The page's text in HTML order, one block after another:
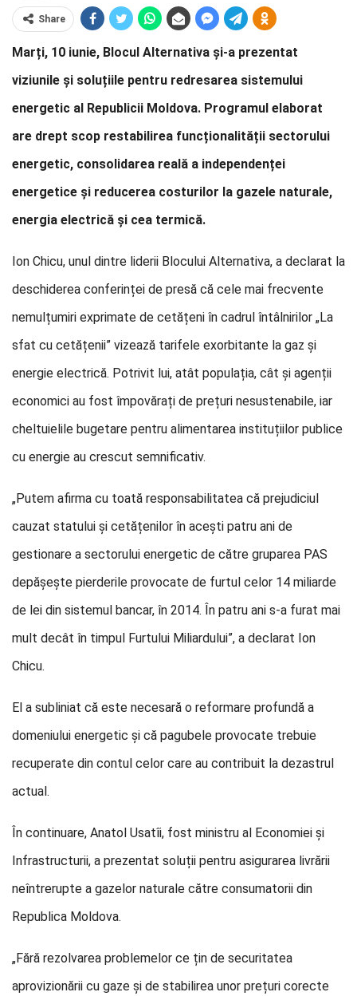
Share
Marți, 10 iunie, Blocul Alternativa și-a prezentat
viziunile și soluțiile pentru redresarea sistemului
energetic al Republicii Moldova. Programul elaborat
are drept scop restabilirea funcționalității sectorului
energetic, consolidarea reală a independenței
energetice și reducerea costurilor la gazele naturale,
energia electrică și cea termică.
Ion Chicu, unul dintre liderii Blocului Alternativa, a declarat la
deschiderea conferinței de presă că cele mai frecvente
nemulțumiri exprimate de cetățeni în cadrul întâlnirilor „La
sfat cu cetățenii” vizează tarifele exorbitante la gaz și
energie electrică. Potrivit lui, atât populația, cât și agenții
economici au fost împovărați de prețuri nesustenabile, iar
cheltuielile bugetare pentru alimentarea instituțiilor publice
cu energie au crescut semnificativ.
„Putem afirma cu toată responsabilitatea că prejudiciul
cauzat statului și cetățenilor în acești patru ani de
gestionare a sectorului energetic de către gruparea PAS
depășește pierderile provocate de furtul celor 14 miliarde
de lei din sistemul bancar, în 2014. În patru ani s-a furat mai
mult decât în timpul Furtului Miliardului”, a declarat Ion
Chicu.
El a subliniat că este necesară o reformare profundă a
domeniului energetic și că pagubele provocate trebuie
recuperate din contul celor care au contribuit la dezastrul
actual.
În continuare, Anatol Usatîi, fost ministru al Economiei și
Infrastructurii, a prezentat soluții pentru asigurarea livrării
neîntrerupte a gazelor naturale către consumatorii din
Republica Moldova.
„Fără rezolvarea problemelor ce țin de securitatea
aprovizionării cu gaze și de stabilirea unor prețuri corecte